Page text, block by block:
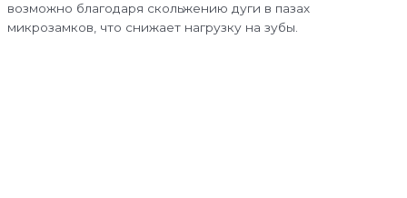
возможно благодаря скольжению дуги в пазах
микрозамков, что снижает нагрузку на зубы.